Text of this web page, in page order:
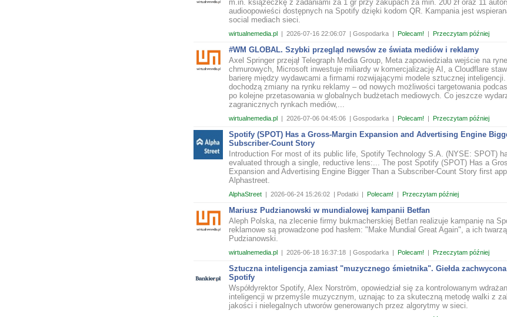
m.in. książeczkę z zadaniami za 1 gr przy zakupach za min. 200 zł oraz 11
audioopowieści dostępnych na Spotify dzięki kodom QR. Kampania jest
social mediach sieci.
wirtualnemedia.pl 2026-07-16 22:06:07 | Gospodarka Polecam! Przeczytam później
#WM GLOBAL. Szybki przegląd newsów ze świata mediów i reklamy
Axel Springer przejął Telegraph Media Group, Meta zapowiedziała wejście na
chmurowych, Microsoft inwestuje miliardy w komercjalizację AI, a Cloudflare
barierę między wydawcami a firmami rozwijającymi modele sztucznej
dochodzą zmiany na rynku reklamy – od nowych możliwości targetowania
po kolejne przetasowania w globalnych budżetach mediowych. Co jeszcze
zagranicznych rynkach mediów,...
wirtualnemedia.pl 2026-07-06 04:45:06 | Gospodarka Polecam! Przeczytam później
Spotify (SPOT) Has a Gross-Margin Expansion and Advertising Engine
Subscriber-Count Story
Introduction For most of its public life, Spotify Technology S.A. (NYSE: SPOT)
evaluated through a single, reductive lens:... The post Spotify (SPOT) Has a
Expansion and Advertising Engine Bigger Than a Subscriber-Count Story first
Alphastreet.
AlphaStreet 2026-06-24 15:26:02 | Podatki Polecam! Przeczytam później
Mariusz Pudzianowski w mundialowej kampanii Betfan
Aleph Polska, na zlecenie firmy bukmacherskiej Betfan realizuje kampanię na
reklamowe są prowadzone pod hasłem: "Make Mundial Great Again", a ich
Pudzianowski.
wirtualnemedia.pl 2026-06-18 16:37:18 | Gospodarka Polecam! Przeczytam później
Sztuczna inteligencja zamiast "muzycznego śmietnika". Giełda
Spotify
Współdyrektor Spotify, Alex Norström, opowiedział się za kontrolowanym
inteligencji w przemyśle muzycznym, uznając to za skuteczną metodę walki z
jakości i nielegalnych utworów generowanych przez algorytmy w sieci.